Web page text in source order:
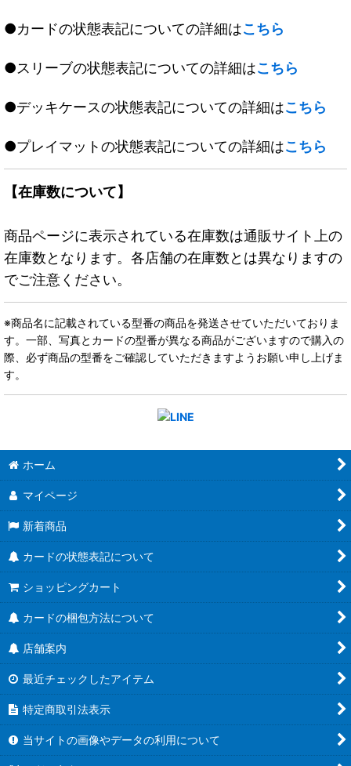
●カードの状態表記についての詳細はこちら
●スリーブの状態表記についての詳細はこちら
●デッキケースの状態表記についての詳細はこちら
●プレイマットの状態表記についての詳細はこちら
【在庫数について】
商品ページに表示されている在庫数は通販サイト上の
在庫数となります。各店舗の在庫数とは異なりますの
でご注意ください。
※商品名に記載されている型番の商品を発送させていただいておりま
す。一部、写真とカードの型番が異なる商品がございますので購入の
際、必ず商品の型番をご確認していただきますようお願い申し上げま
す。
ホーム
マイページ
新着商品
カードの状態表記について
ショッピングカート
カードの梱包方法について
店舗案内
最近チェックしたアイテム
特定商取引法表示
当サイトの画像やデータの利用について